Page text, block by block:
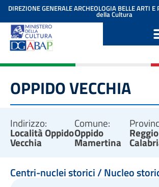
contenuto
DIREZIONE GENERALE ARCHEOLOGIA BELLE ARTI E
della Cultura
OPPIDO VECCHIA
Indirizzo:
Località Oppido
Vecchia
Comune:
Oppido
Mamertina
Centri-nuclei storici / Nucleo